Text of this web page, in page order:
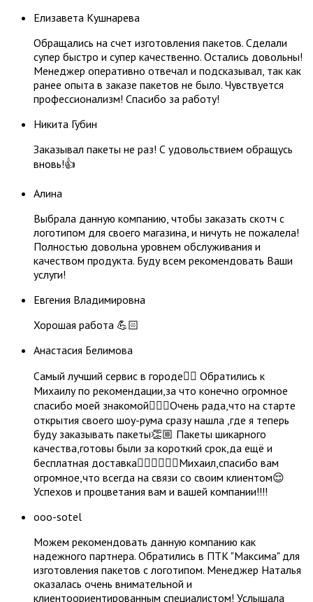
Елизавета Кушнарева
Обращались на счет изготовления пакетов. Сделали
супер быстро и супер качественно. Остались довольны!
Менеджер оперативно отвечал и подсказывал, так как
ранее опыта в заказе пакетов не было. Чувствуется
профессионализм! Спасибо за работу!
​Никита Губин​
Заказывал пакеты не раз! С удовольствием обращусь
вновь!👍
Алина
Выбрала данную компанию, чтобы заказать скотч с
логотипом для своего магазина, и ничуть не пожалела!
Полностью довольна уровнем обслуживания и
качеством продукта. Буду всем рекомендовать Ваши
услуги!
Евгения Владимировна
Хорошая работа 💪🏻
​Анастасия Белимова
Самый лучший сервис в городе👌🏼 Обратились к
Михаилу по рекомендации,за что конечно огромное
спасибо моей знакомой👍🏼😃Очень рада,что на старте
открытия своего шоу-рума сразу нашла ,где я теперь
буду заказывать пакеты👏🏼 Пакеты шикарного
качества,готовы были за короткий срок,да ещё и
бесплатная доставка👍🏼👍🏼👍🏼Михаил,спасибо вам
огромное,что всегда на связи со своим клиентом😌
Успехов и процветания вам и вашей компании!!!!
ooo-sotel
Можем рекомендовать данную компанию как
надежного партнера. Обратились в ПТК "Максима" для
изготовления пакетов с логотипом. Менеджер Наталья
оказалась очень внимательной и
клиентоориентированным специалистом! Услышала